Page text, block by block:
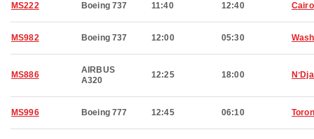
MS222 Boeing 737 11:40 12:40 Cairo
MS982 Boeing 737 12:00 05:30
MS886
AIRBUS
A320
12:25 18:00
MS996 Boeing 777 12:45 06:10